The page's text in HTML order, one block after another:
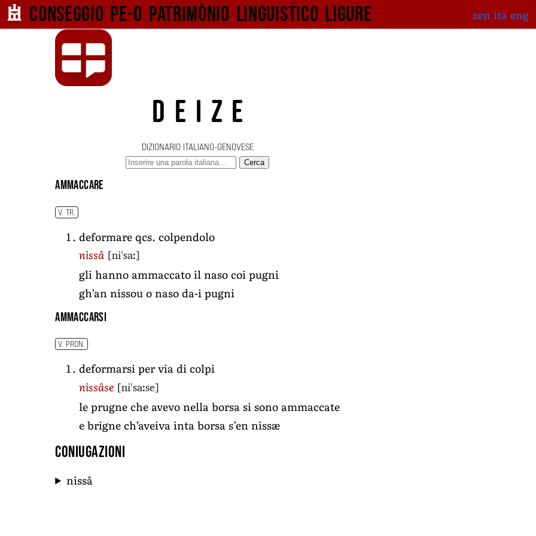
Conseggio pe-o patrimònio linguistico ligure zen ita eng
DEIZE
DIZIONARIO ITALIANO-GENOVESE
Cerca
ammaccare
V. TR.
deformare qcs. colpendolo
nissâ [niˈsaː]
gli hanno ammaccato il naso coi pugni
gh’an nissou o naso da-i pugni
ammaccarsi
V. PRON.
deformarsi per via di colpi
nissâse [niˈsaːse]
le prugne che avevo nella borsa si sono ammaccate
e brigne ch’aveiva inta borsa s’en nissæ
Coniugazioni
nissâ